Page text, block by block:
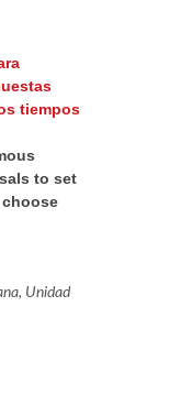
tiempos
to set
Unidad